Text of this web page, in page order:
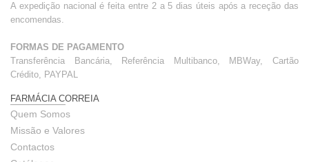
A expedição nacional é feita entre 2 a 5 dias úteis após a receção das
encomendas.
FORMAS DE PAGAMENTO
Transferência Bancária, Referência Multibanco, MBWay, Cartão
Crédito, PAYPAL
FARMÁCIA CORREIA
Quem Somos
Missão e Valores
Contactos